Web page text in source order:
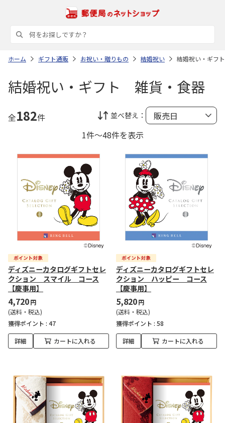
ホーム ギフト通販 お祝い・贈りもの 結婚祝い 結婚祝い・ギフ
結婚祝い・ギフト 雑貨・食器
全182件 並べ替え：
1件～48件を表示
ディズニーカタログギフトセレ
クション スマイル コース
【慶事用】
4,720円
(送料・税込)
獲得ポイント : 47
詳細 カートに入れる
ディズニーカタログギフトセレ
クション ハッピー コース
【慶事用】
5,820円
(送料・税込)
獲得ポイント : 58
詳細 カートに入れる